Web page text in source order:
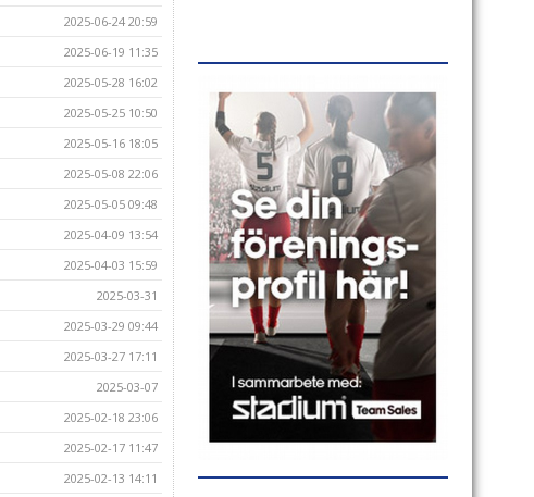
2025-06-24 20:59
2025-06-19 11:35
2025-05-28 16:02
2025-05-25 10:50
2025-05-16 18:05
2025-05-08 22:06
2025-05-05 09:48
2025-04-09 13:54
2025-04-03 15:59
2025-03-31
2025-03-29 09:44
2025-03-27 17:11
2025-03-07
2025-02-18 23:06
2025-02-17 11:47
2025-02-13 14:11